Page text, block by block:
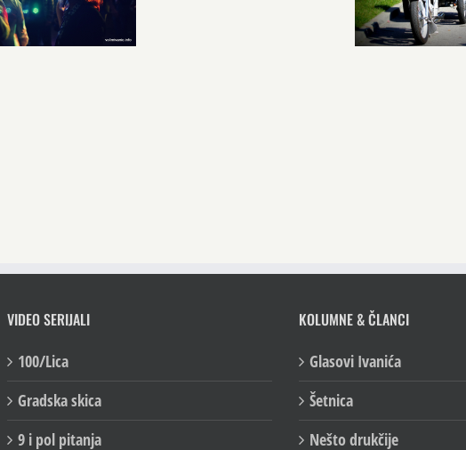
VIDEO SERIJALI
100/Lica
Gradska skica
9 i pol pitanja
KOLUMNE & ČLANCI
Glasovi Ivanića
Šetnica
Nešto drukčije